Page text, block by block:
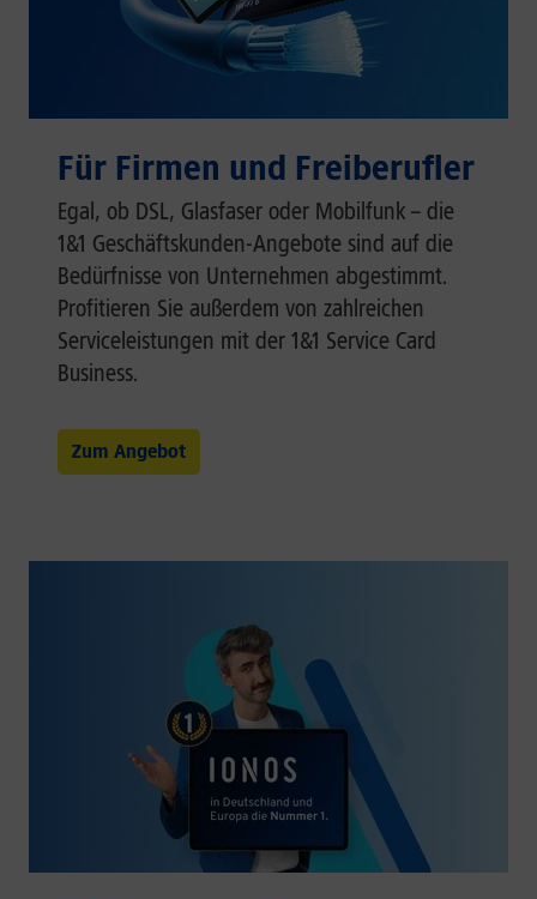
Für Firmen und Freiberufler
Egal, ob DSL, Glasfaser oder Mobilfunk – die
1&1 Geschäftskunden-Angebote sind auf die
Bedürfnisse von Unternehmen abgestimmt.
Profitieren Sie außerdem von zahlreichen
Serviceleistungen mit der 1&1 Service Card
Business.
Zum Angebot